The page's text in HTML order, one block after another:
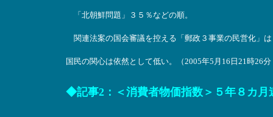
「北朝鮮問題」３５％などの順。
関連法案の国会審議を控える「郵政３事業の民営化」
国民の関心は依然として低い。（2005年5月16日21時26
◆記事2：＜消費者物価指数＞５年８カ